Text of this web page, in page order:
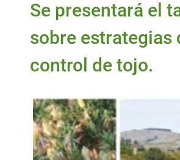
Se presentará el
sobre estrategias
control de tojo.